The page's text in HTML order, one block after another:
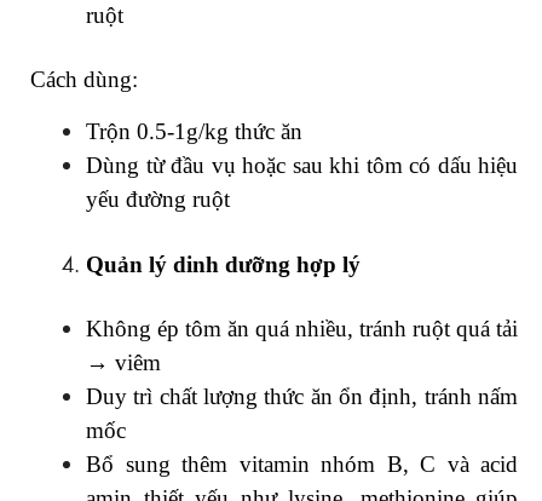
ruột
Cách dùng:
Trộn 0.5-1g/kg thức ăn
Dùng từ đầu vụ hoặc sau khi tôm có dấu hiệu
yếu đường ruột
Quản lý dinh dưỡng hợp lý
Không ép tôm ăn quá nhiều, tránh ruột quá tải
→ viêm
Duy trì chất lượng thức ăn ổn định, tránh nấm
mốc
Bổ sung thêm vitamin nhóm B, C và acid